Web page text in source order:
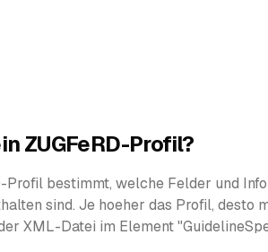
ZUGFeRD-Profil?
Profil bestimmt, welche Felder und
sind. Je hoeher das Profil,
XML-Datei im Element